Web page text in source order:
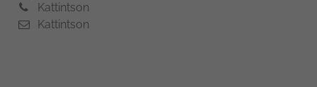
Kattintson
Kattintson